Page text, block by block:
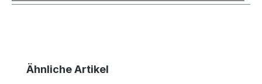
Produktgalerie überspringen
Ähnliche Artikel